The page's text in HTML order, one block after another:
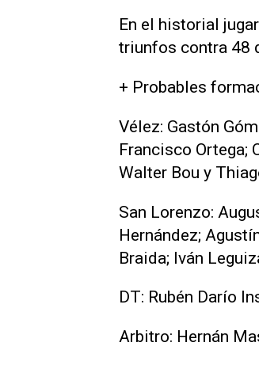
En el historial
triunfos contra 48
+ Probables
Vélez: Gastón
Francisco Ortega;
Walter Bou y
San Lorenzo:
Hernández;
Braida; Iván
DT: Rubén Darío
Arbitro: Hernán